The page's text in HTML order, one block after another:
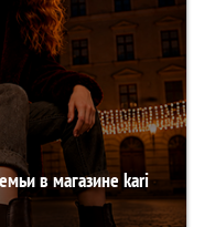
в магазине kari